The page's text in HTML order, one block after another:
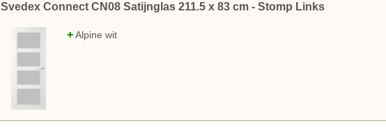
Svedex Connect CN08 Satijnglas 211.5 x 83 cm - Stomp Links
+Alpine wit